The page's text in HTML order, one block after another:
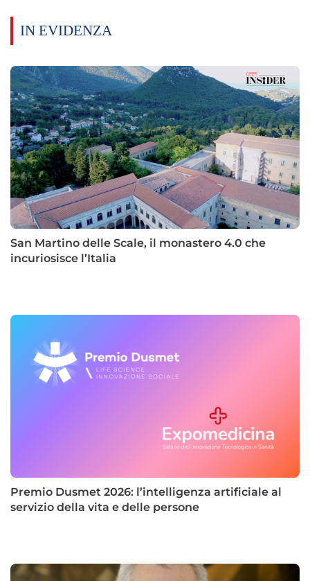
IN EVIDENZA
San Martino delle Scale, il monastero 4.0 che
incuriosisce l’Italia
Premio Dusmet 2026: l’intelligenza artificiale al
servizio della vita e delle persone